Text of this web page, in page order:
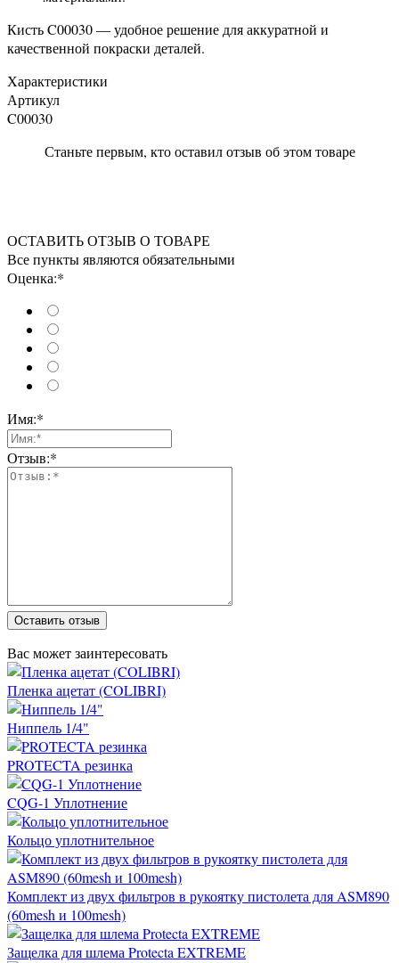
Кисть C00030 — удобное решение для аккуратной и
качественной покраски деталей.
Характеристики
Артикул
C00030
Станьте первым, кто оставил отзыв об этом товаре
ОСТАВИТЬ ОТЗЫВ О ТОВАРЕ
Все пункты являются обязательными
Оценка:*
Имя:*
Отзыв:*
Оставить отзыв
Вас может заинтересовать
Пленка ацетат (COLIBRI)
Ниппель 1/4"
PROTECTA резинка
CQG-1 Уплотнение
Кольцо уплотнительное
Комплект из двух фильтров в рукоятку пистолета для ASM890
(60mesh и 100mesh)
Защелка для шлема Protecta EXTREME